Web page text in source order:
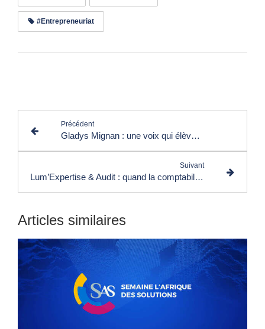
#Entrepreneuriat
Précédent
Gladys Mignan : une voix qui élève l’Afrique et ses talents
Suivant
Lum’Expertise & Audit : quand la comptabilité devient un levier de réussite
Articles similaires